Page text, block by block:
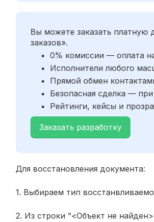
Вы можете заказать платную
заказов».
0% комиссии — оплата
Исполнители любого
Прямой обмен
Безопасная сделка —
Рейтинги, кейсы и
Заказать разработку
Для восстановления документа:
1. Выбираем тип
2. Из строки "<Объект не